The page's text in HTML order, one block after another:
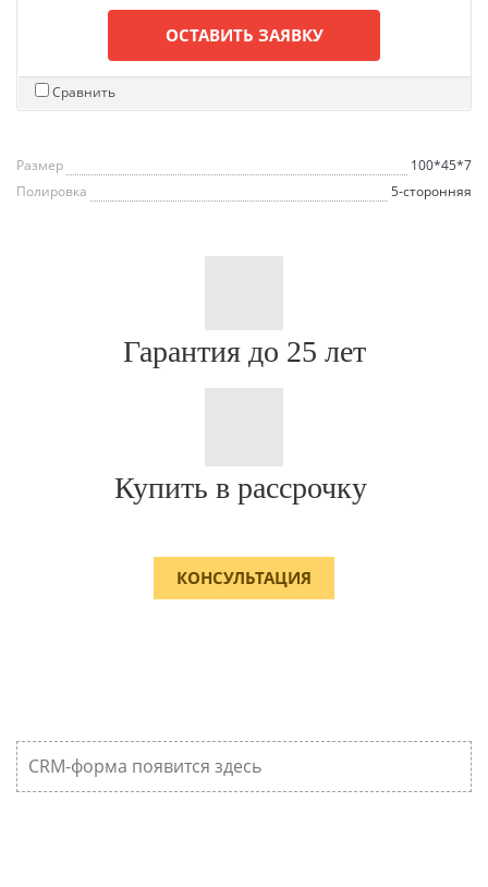
ОСТАВИТЬ ЗАЯВКУ
Сравнить
Размер
100*45*7
Полировка
5-сторонняя
Гарантия до 25 лет
Купить в рассрочку
КОНСУЛЬТАЦИЯ
CRM-форма появится здесь